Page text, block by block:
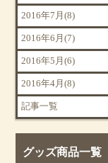
2016年7月(8)
2016年6月(7)
2016年5月(6)
2016年4月(8)
記事一覧
グッズ商品一覧